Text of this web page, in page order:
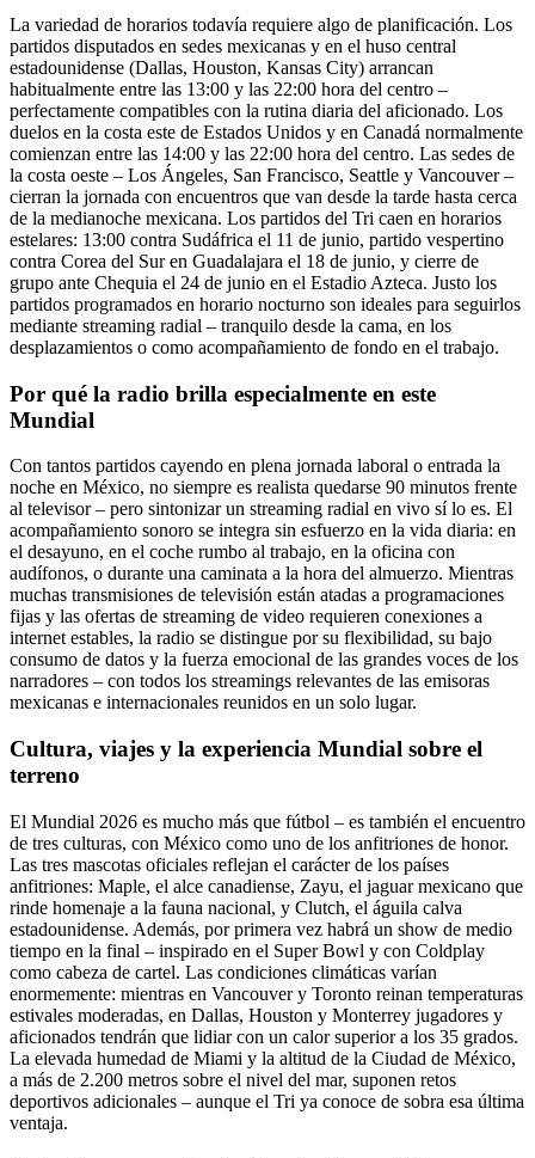
La variedad de horarios todavía requiere algo de planificación. Los
partidos disputados en sedes mexicanas y en el huso central
estadounidense (Dallas, Houston, Kansas City) arrancan
habitualmente entre las 13:00 y las 22:00 hora del centro –
perfectamente compatibles con la rutina diaria del aficionado. Los
duelos en la costa este de Estados Unidos y en Canadá normalmente
comienzan entre las 14:00 y las 22:00 hora del centro. Las sedes de
la costa oeste – Los Ángeles, San Francisco, Seattle y Vancouver –
cierran la jornada con encuentros que van desde la tarde hasta cerca
de la medianoche mexicana. Los partidos del Tri caen en horarios
estelares: 13:00 contra Sudáfrica el 11 de junio, partido vespertino
contra Corea del Sur en Guadalajara el 18 de junio, y cierre de
grupo ante Chequia el 24 de junio en el Estadio Azteca. Justo los
partidos programados en horario nocturno son ideales para seguirlos
mediante streaming radial – tranquilo desde la cama, en los
desplazamientos o como acompañamiento de fondo en el trabajo.
Por qué la radio brilla especialmente en este
Mundial
Con tantos partidos cayendo en plena jornada laboral o entrada la
noche en México, no siempre es realista quedarse 90 minutos frente
al televisor – pero sintonizar un streaming radial en vivo sí lo es. El
acompañamiento sonoro se integra sin esfuerzo en la vida diaria: en
el desayuno, en el coche rumbo al trabajo, en la oficina con
audífonos, o durante una caminata a la hora del almuerzo. Mientras
muchas transmisiones de televisión están atadas a programaciones
fijas y las ofertas de streaming de video requieren conexiones a
internet estables, la radio se distingue por su flexibilidad, su bajo
consumo de datos y la fuerza emocional de las grandes voces de los
narradores – con todos los streamings relevantes de las emisoras
mexicanas e internacionales reunidos en un solo lugar.
Cultura, viajes y la experiencia Mundial sobre el
terreno
El Mundial 2026 es mucho más que fútbol – es también el encuentro
de tres culturas, con México como uno de los anfitriones de honor.
Las tres mascotas oficiales reflejan el carácter de los países
anfitriones: Maple, el alce canadiense, Zayu, el jaguar mexicano que
rinde homenaje a la fauna nacional, y Clutch, el águila calva
estadounidense. Además, por primera vez habrá un show de medio
tiempo en la final – inspirado en el Super Bowl y con Coldplay
como cabeza de cartel. Las condiciones climáticas varían
enormemente: mientras en Vancouver y Toronto reinan temperaturas
estivales moderadas, en Dallas, Houston y Monterrey jugadores y
aficionados tendrán que lidiar con un calor superior a los 35 grados.
La elevada humedad de Miami y la altitud de la Ciudad de México,
a más de 2.200 metros sobre el nivel del mar, suponen retos
deportivos adicionales – aunque el Tri ya conoce de sobra esa última
ventaja.